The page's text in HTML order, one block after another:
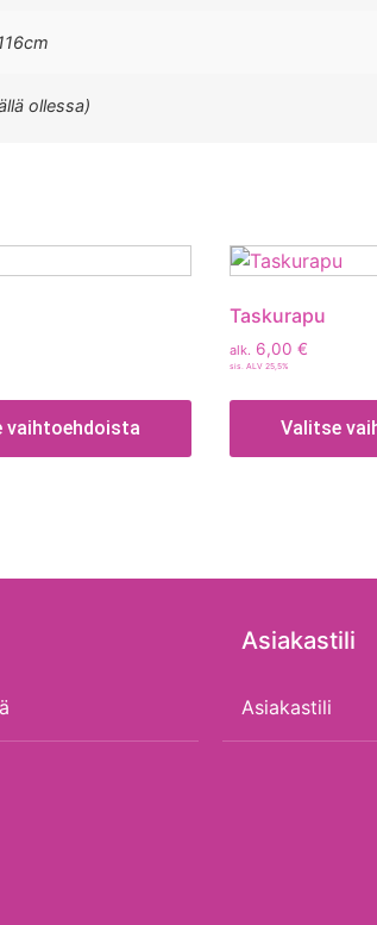
ollessa)
vaihtoehdoista
Taskurapu
alk. 6,00 €
sis. ALV 25,5%
Valitse
Asiakastili
Asiakastili